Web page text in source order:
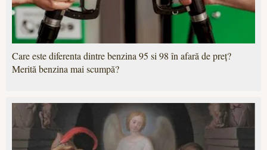
Care este diferenta dintre benzina 95 si 98 în afară de preț?
Merită benzina mai scumpă?